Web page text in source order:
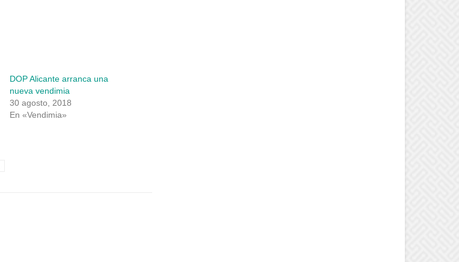
DOP Alicante arranca una
nueva vendimia
30 agosto, 2018
En «Vendimia»